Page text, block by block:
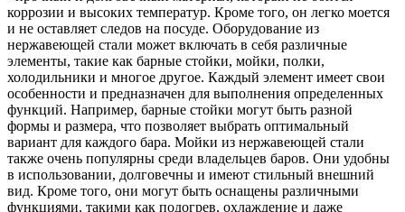
коррозии и высоких температур. Кроме того, он легко моется
и не оставляет следов на посуде. Оборудование из
нержавеющей стали может включать в себя различные
элементы, такие как барные стойки, мойки, полки,
холодильники и многое другое. Каждый элемент имеет свои
особенности и предназначен для выполнения определенных
функций. Например, барные стойки могут быть разной
формы и размера, что позволяет выбрать оптимальный
вариант для каждого бара. Мойки из нержавеющей стали
также очень популярны среди владельцев баров. Они удобны
в использовании, долговечны и имеют стильный внешний
вид. Кроме того, они могут быть оснащены различными
функциями, такими как подогрев, охлаждение и даже